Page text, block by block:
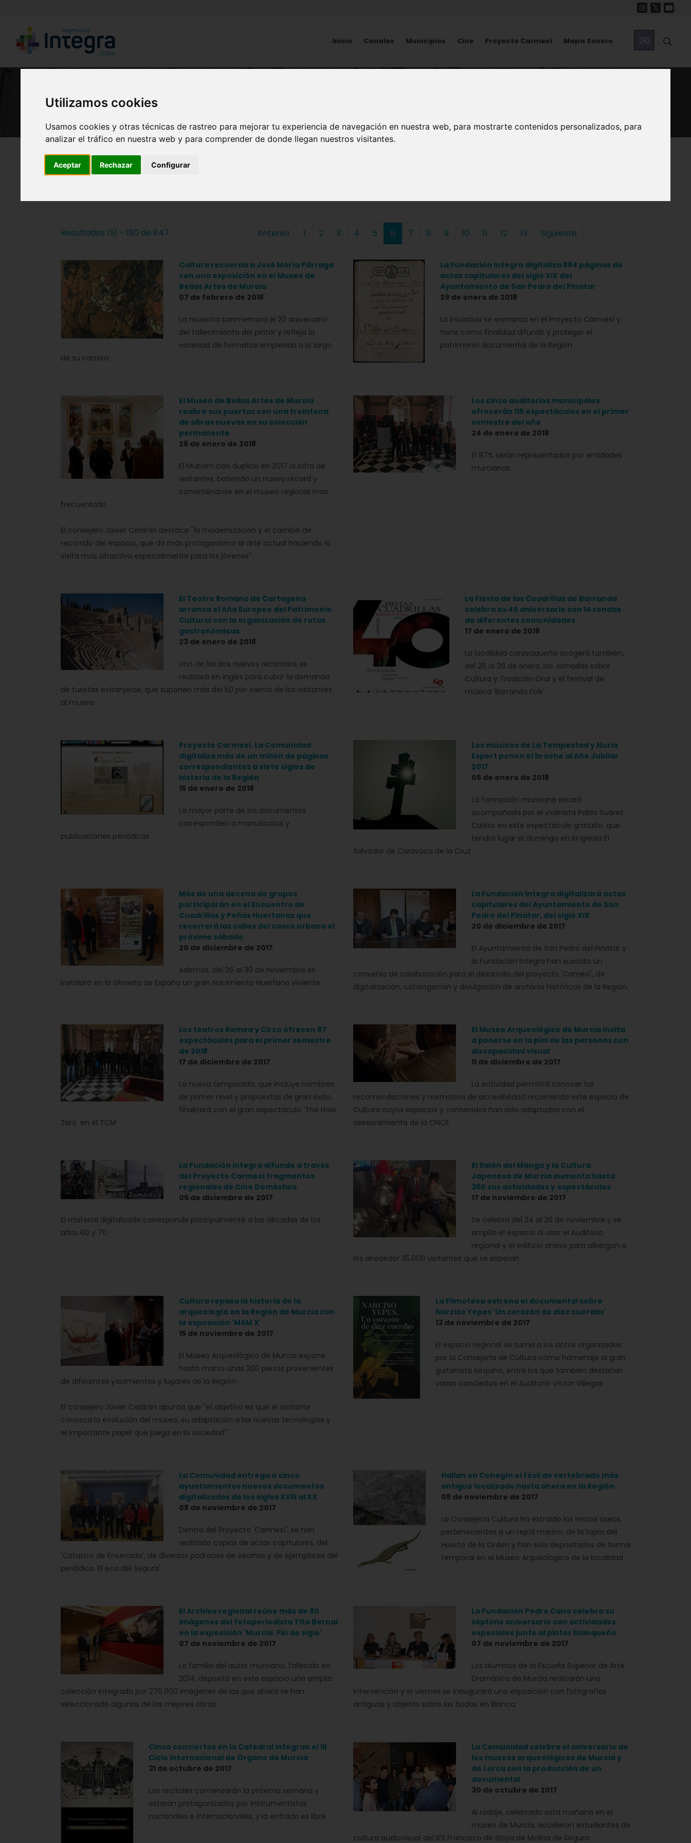
Utilizamos cookies
Usamos cookies y otras técnicas de rastreo para mejorar tu experiencia de navegación en nuestra web, para mostrarte contenidos personalizados, para
analizar el tráfico en nuestra web y para comprender de donde llegan nuestros visitantes.
Aceptar Rechazar Configurar
Inicio Canales Municipios Cine Proyecto Carmesí Mapa Sonoro
Resultados 151 - 180 de 847 Anterior 1 2 3 4 5 6 7 8 9 10 11 12 13 Siguiente
Cultura recuerda a José María Párraga
con una exposición en el Museo de
Bellas Artes de Murcia
07 de febrero de 2018
La muestra conmemora el 20 aniversario
del fallecimiento del pintor y refleja la
variedad de formatos empleada a lo largo
de su carrera
La Fundación Integra digitaliza 884 páginas de
actas capitulares del siglo XIX del
Ayuntamiento de San Pedro del Pinatar
29 de enero de 2018
La iniciativa se enmarca en el Proyecto Carmesí y
tiene como finalidad difundir y proteger el
patrimonio documental de la Región
El Museo de Bellas Artes de Murcia
reabre sus puertas con una treintena
de obras nuevas en su colección
permanente
26 de enero de 2018
El Mubam casi duplicó en 2017 la cifra de
visitantes, batiendo un nuevo récord y
convirtiéndose en el museo regional más
frecuentado
El consejero Javier Celdrán destaca ''la modernización y el cambio de
recorrido del espacio, que da más protagonismo al arte actual haciendo la
visita más atractiva especialmente para los jóvenes''
Los cinco auditorios municipales
ofrecerán 115 espectáculos en el primer
semestre del año
24 de enero de 2018
El 87% serán representados por entidades
murcianas
El Teatro Romano de Cartagena
arranca el Año Europeo del Patrimonio
Cultural con la organización de rutas
gastronómicas
23 de enero de 2018
Uno de los dos nuevos recorridos se
realizará en inglés para cubrir la demanda
de turistas extranjeros, que suponen más del 50 por ciento de los visitantes
al museo
La Fiesta de las Cuadrillas de Barranda
celebra su 40 aniversario con 14 rondas
de diferentes comunidades
17 de enero de 2018
La localidad caravaqueña acogerá también,
del 26 al 28 de enero, las Jornadas sobre
Cultura y Tradición Oral y el festival de
música 'Barranda Folk'
Proyecto Carmesí. La Comunidad
digitaliza más de un millón de páginas
correspondientes a siete siglos de
historia de la Región
15 de enero de 2018
La mayor parte de los documentos
corresponden a manuscritos y
publicaciones periódicas
Los músicos de La Tempestad y Nuria
Espert ponen el broche al Año Jubilar
2017
05 de enero de 2018
La formación murciana estará
acompañada por el violinista Pablo Suárez
Calero en este espectáculo gratuito, que
tendrá lugar el domingo en la iglesia El
Salvador de Caravaca de la Cruz
Más de una decena de grupos
participarán en el Encuentro de
Cuadrillas y Peñas Huertanas que
recorrerá las calles del casco urbano el
próximo sábado
20 de diciembre de 2017
Además, del 26 al 30 de noviembre se
instalará en la Glorieta de España un gran Nacimiento Huertano Viviente
La Fundación Integra digitalizará actas
capitulares del Ayuntamiento de San
Pedro del Pinatar, del siglo XIX
20 de diciembre de 2017
El Ayuntamiento de San Pedro del Pinatar y
la Fundación Integra han suscrito un
convenio de colaboración para el desarrollo del proyecto 'Camesí', de
digitalización, catalogación y divulgación de archivos históricos de la Región.
Los teatros Romea y Circo ofrecen 87
espectáculos para el primer semestre
de 2018
17 de diciembre de 2017
La nueva temporada, que incluye nombres
de primer nivel y propuestas de gran éxito,
finalizará con el gran espectáculo 'The Hole
Zero' en el TCM
El Museo Arqueológico de Murcia invita
a ponerse en la piel de las personas con
discapacidad visual
11 de diciembre de 2017
La actividad permitirá conocer las
recomendaciones y normativa de accesibilidad recorriendo este espacio de
Cultura cuyos espacios y contenidos han sido adaptados con el
asesoramiento de la ONCE
La Fundación Integra difunde a través
del Proyecto Carmesí fragmentos
regionales de Cine Doméstico
05 de diciembre de 2017
El material digitalizado corresponde principalmente a las décadas de los
años 60 y 70
El Salón del Manga y la Cultura
Japonesa de Murcia aumenta hasta
350 sus actividades y espectáculos
17 de noviembre de 2017
Se celebra del 24 al 26 de noviembre y se
amplía el espacio al usar el Auditorio
regional y el edificio anexo para albergan a
los alrededor 35.000 visitantes que se esperan
Cultura repasa la historia de la
arqueología en la Región de Murcia con
la exposición 'MAM X'
15 de noviembre de 2017
El Museo Arqueológico de Murcia expone
hasta marzo unas 200 piezas provenientes
de diferentes yacimientos y lugares de la Región
El consejero Javier Celdrán apunta que ''el objetivo es que el visitante
conozca la evolución del museo, su adaptación a las nuevas tecnologías y
el importante papel que juega en la sociedad''
La Filmoteca estrena el documental sobre
Narciso Yepes 'Un corazón de diez cuerdas'
13 de noviembre de 2017
El espacio regional se suma a los actos organizados
por la Consejería de Cultura como homenaje al gran
guitarrista lorquino, entre los que también destacan
varios conciertos en el Auditorio Víctor Villegas
La Comunidad entrega a cinco
ayuntamientos nuevos documentos
digitalizados de los siglos XVIII al XX
08 de noviembre de 2017
Dentro del Proyecto 'Carmesí', se han
realizado copias de actas capitulares, del
'Catastro de Ensenada', de diversos padrones de vecinos y de ejemplares del
periódico 'El eco del Segura'
Hallan en Cehegín el fósil de vertebrado más
antiguo localizado hasta ahora en la Región
08 de noviembre de 2017
La Consejería Cultura ha extraído los restos óseos,
pertenecientes a un reptil marino, de la tapia del
Huerto de la Orden y han sido depositados de forma
temporal en el Museo Arqueológico de la localidad
El Archivo regional reúne más de 80
imágenes del fotoperiodista Tito Bernal
en la exposición 'Murcia. Fin de siglo'
07 de noviembre de 2017
La familia del autor murciano, fallecido en
2014, depositó en este espacio una amplia
colección integrada por 276.000 imágenes de las que ahora se han
seleccionado algunas de las mejores obras
La Fundación Pedro Cano celebra su
séptimo aniversario con actividades
especiales junto al pintor blanqueño
07 de noviembre de 2017
Los alumnos de la Escuela Superior de Arte
Dramático de Murcia realizarán una
intervención y el viernes se inaugurará una exposición con fotografías
antiguas y objetos sobre las bodas en Blanca
Cinco conciertos en la Catedral integran el III
Ciclo Internacional de Órgano de Murcia
31 de octubre de 2017
Los recitales comenzarán la próxima semana y
estarán protagonizados por instrumentistas
nacionales e internacionales, y la entrada es libre
La Comunidad celebra el aniversario de
los museos arqueológicos de Murcia y
de Lorca con la producción de un
documental
30 de octubre de 2017
Al rodaje, celebrado esta mañana en el
museo de Murcia, acudieron estudiantes de
cultura audiovisual del IES Francisco de Goya de Molina de Segura